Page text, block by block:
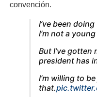
convención.
I’ve been
I’m not a
But I’ve gotten
president has
I’m willing to
that.